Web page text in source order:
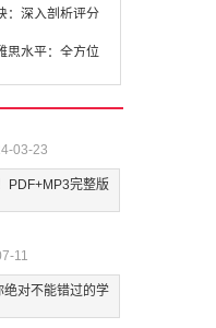
：深入剖析评分
思水平：全方位
03-23
PDF+MP3完整版
11
绝对不能错过的学